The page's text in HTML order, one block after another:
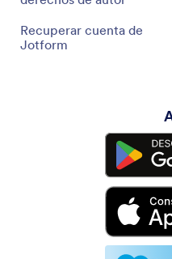
Recuperar cuenta de
Jotform